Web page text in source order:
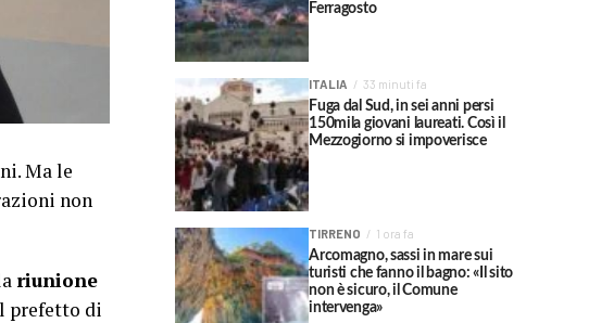
Ma le
non
riunione
prefetto di
Ferragosto
ITALIA 33 minuti fa
Fuga dal Sud, in sei anni persi
150mila giovani laureati. Così il
Mezzogiorno si impoverisce
TIRRENO 1 ora fa
Arcomagno, sassi in mare sui
turisti che fanno il bagno: «Il sito
non è sicuro, il Comune
intervenga»